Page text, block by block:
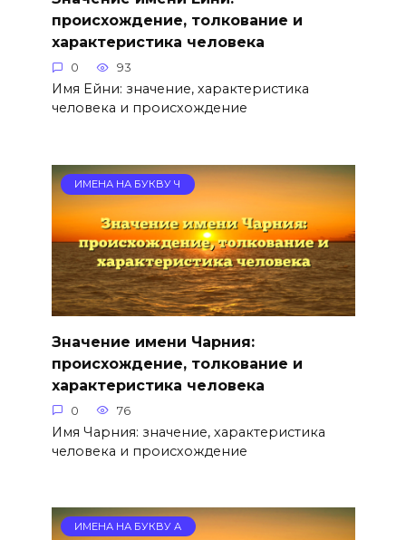
происхождение, толкование и
характеристика человека
0 93
Имя Ейни: значение, характеристика
человека и происхождение
ИМЕНА НА БУКВУ Ч
Значение имени Чарния:
происхождение, толкование и
характеристика человека
0 76
Имя Чарния: значение, характеристика
человека и происхождение
ИМЕНА НА БУКВУ А